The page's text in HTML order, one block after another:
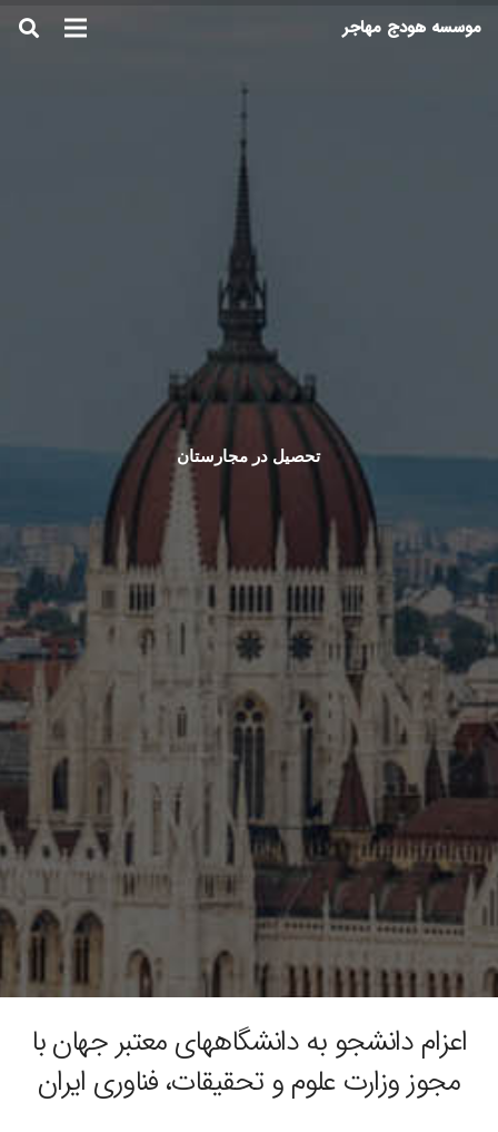
موسسه هودج مهاجر
تحصیل در مجارستان
اعزام دانشجو به دانشگاههای معتبر جهان با
مجوز وزارت علوم و تحقیقات، فناوری ایران